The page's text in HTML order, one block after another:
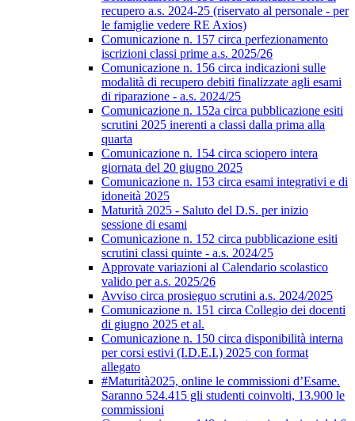
recupero a.s. 2024-25 (riservato al personale - per
le famiglie vedere RE Axios)
Comunicazione n. 157 circa perfezionamento
iscrizioni classi prime a.s. 2025/26
Comunicazione n. 156 circa indicazioni sulle
modalità di recupero debiti finalizzate agli esami
di riparazione - a.s. 2024/25
Comunicazione n. 152a circa pubblicazione esiti
scrutini 2025 inerenti a classi dalla prima alla
quarta
Comunicazione n. 154 circa sciopero intera
giornata del 20 giugno 2025
Comunicazione n. 153 circa esami integrativi e di
idoneità 2025
Maturità 2025 - Saluto del D.S. per inizio
sessione di esami
Comunicazione n. 152 circa pubblicazione esiti
scrutini classi quinte - a.s. 2024/25
Approvate variazioni al Calendario scolastico
valido per a.s. 2025/26
Avviso circa prosieguo scrutini a.s. 2024/2025
Comunicazione n. 151 circa Collegio dei docenti
di giugno 2025 et al.
Comunicazione n. 150 circa disponibilità interna
per corsi estivi (I.D.E.I.) 2025 con format
allegato
#Maturità2025, online le commissioni d’Esame.
Saranno 524.415 gli studenti coinvolti, 13.900 le
commissioni